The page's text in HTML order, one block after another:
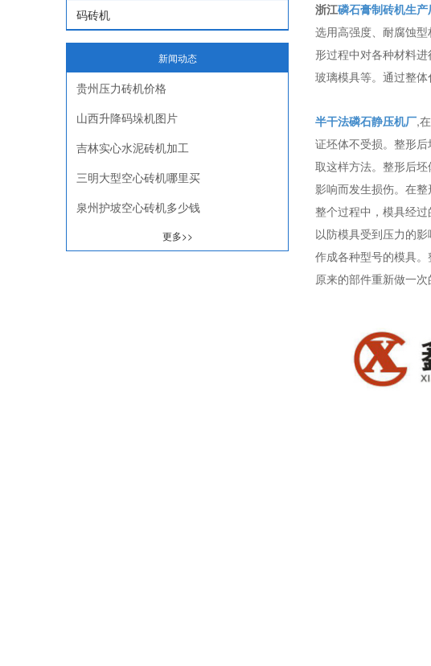
浙江磷石膏制砖机生产
选用高强度、耐腐蚀
形过程中对各种材料
玻璃模具等。通过整体
半干法磷石静压机厂,
证坯体不受损。整形
取这样方法。整形后
影响而发生损伤。在
整个过程中，模具经
以防模具受到压力的
作成各种型号的模具
原来的部件重新做一
码砖机
新闻动态
贵州压力砖机价格
山西升降码垛机图片
吉林实心水泥砖机加工
三明大型空心砖机哪里买
泉州护坡空心砖机多少钱
更多>>